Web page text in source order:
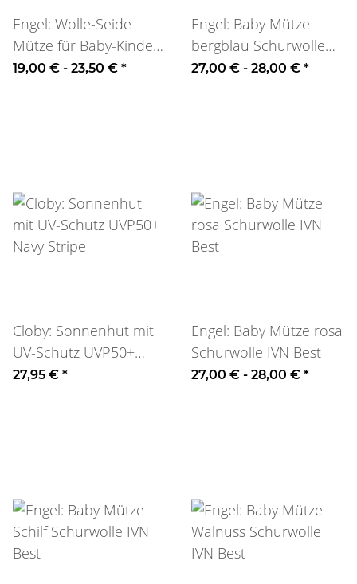
Engel: Wolle-Seide
Mütze für Baby-Kinder
Pastellcolour
19,00 € - 23,50 € *
Engel: Baby Mütze
bergblau Schurwolle
IVN Best
27,00 € - 28,00 € *
Cloby: Sonnenhut mit
UV-Schutz UVP50+
Navy Stripe
27,95 € *
Engel: Baby Mütze rosa
Schurwolle IVN Best
27,00 € - 28,00 € *